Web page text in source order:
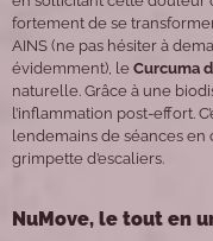
fortement de se
AINS (ne pas hésiter à
évidemment), le Curcuma
naturelle. Grâce à une
l’inflammation post-effort.
lendemains de séances en
grimpette d’escaliers.
NuMove, le tout en